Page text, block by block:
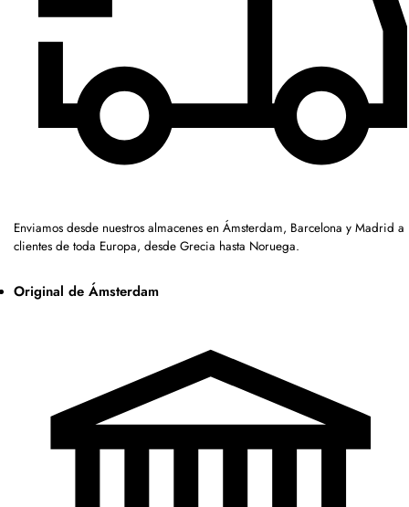
Enviamos desde nuestros almacenes en Ámsterdam, Barcelona y Madrid a
clientes de toda Europa, desde Grecia hasta Noruega.
Original de Ámsterdam